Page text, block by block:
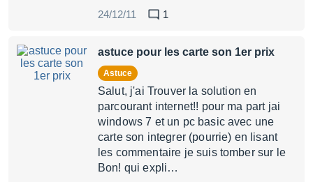
24/12/11
1
astuce pour les carte son 1er prix
Astuce
Salut, j'ai Trouver la solution en
parcourant internet!! pour ma part jai
windows 7 et un pc basic avec une
carte son integrer (pourrie) en lisant
les commentaire je suis tomber sur le
Bon! qui expli…